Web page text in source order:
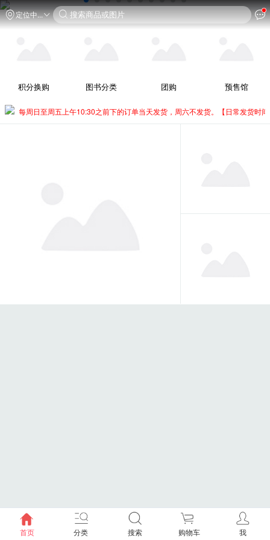
定位中... 搜索商品或图片
积分换购 图书分类 团购 预售馆
】每周日至周五上午10:30之前下的订单当天发货，周六不发货。 【日常发货时
首页 分类 搜索 购物车 我